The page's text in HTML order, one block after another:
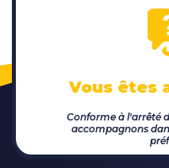
Vous êtes
Conforme à l'arrêté
accompagnons